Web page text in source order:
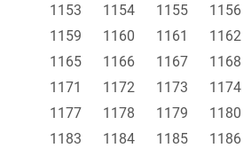
1153 1154 1155 1156
1159
1160 1161 1162
1165
1166 1167 1168
1171
1172 1173 1174
1177
1178 1179 1180
1183
1184 1185 1186